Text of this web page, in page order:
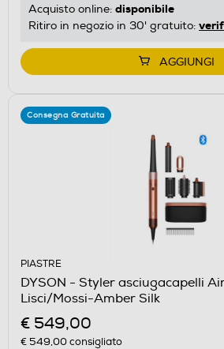
Acquisto online: disponibile
Ritiro in negozio in 30' gratuito:
AGGIUNGI
Consegna Gratuita
PIASTRE
DYSON - Styler asciugacapelli
Lisci/Mossi-Amber Silk
€ 549,00
€ 549,00consigliato